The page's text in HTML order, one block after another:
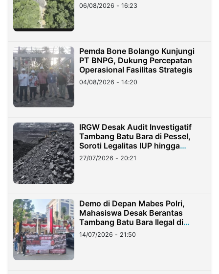
06/08/2026 - 16:23
Pemda Bone Bolango Kunjungi
PT BNPG, Dukung Percepatan
Operasional Fasilitas Strategis
04/08/2026 - 14:20
IRGW Desak Audit Investigatif
Tambang Batu Bara di Pessel,
Soroti Legalitas IUP hingga
Stockpile
27/07/2026 - 20:21
Demo di Depan Mabes Polri,
Mahasiswa Desak Berantas
Tambang Batu Bara Ilegal di
Lampung
14/07/2026 - 21:50